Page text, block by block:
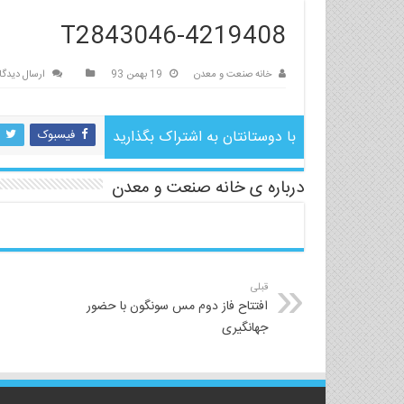
T2843046-4219408
خانه صنعت و معدن 19 بهمن 93 ارسال
با دوستانتان به اشتراک بگذارید فیسبوک
درباره ی خانه صنعت و معدن
قبلی
افتتاح فاز دوم مس سونگون با حضور
جهانگیری